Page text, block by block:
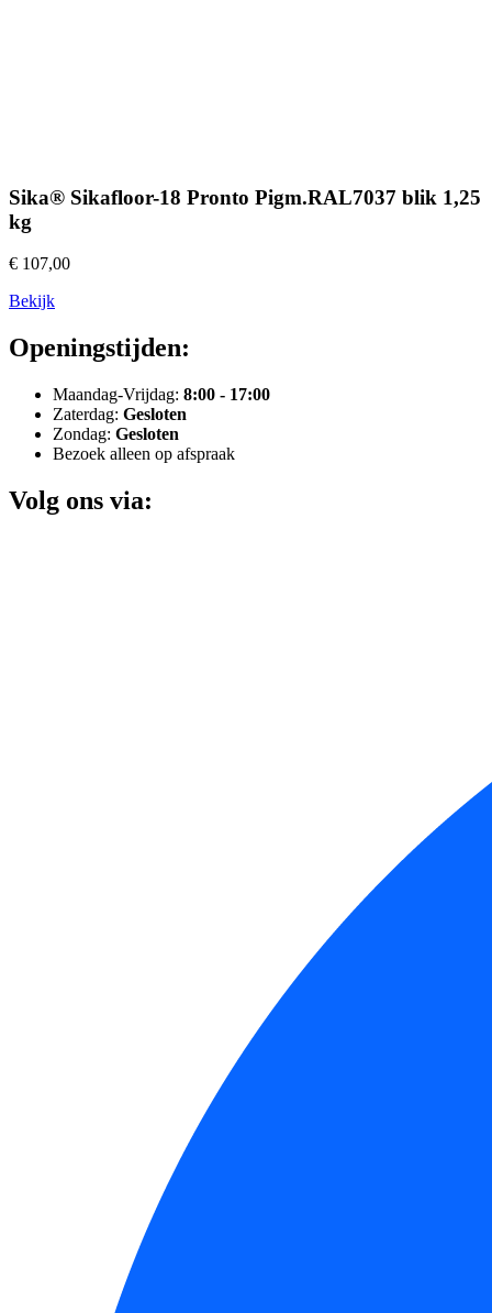
Sika® Sikafloor-18 Pronto Pigm.RAL7037 blik 1,25
kg
€ 107,00
Bekijk
Openingstijden:
Maandag-Vrijdag: 8:00 - 17:00
Zaterdag: Gesloten
Zondag: Gesloten
Bezoek alleen op afspraak
Volg ons via: